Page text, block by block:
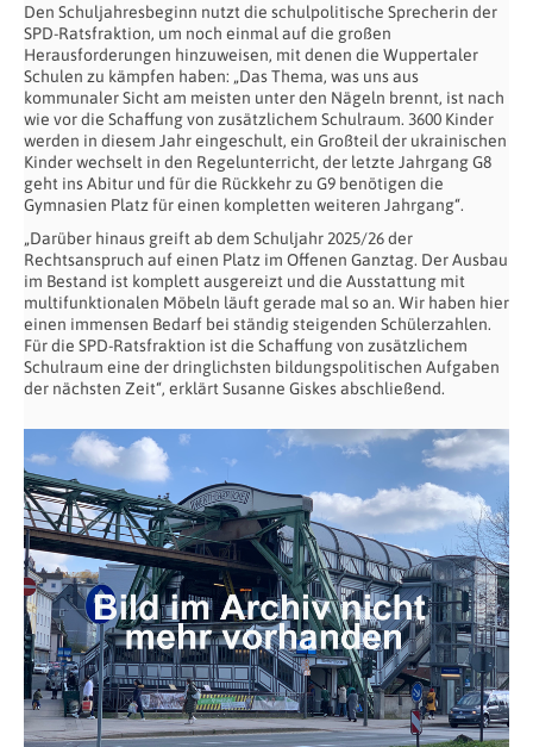
Den Schuljahresbeginn nutzt die schulpolitische Sprecherin der
SPD-Ratsfraktion, um noch einmal auf die großen
Herausforderungen hinzuweisen, mit denen die Wuppertaler
Schulen zu kämpfen haben: „Das Thema, was uns aus
kommunaler Sicht am meisten unter den Nägeln brennt, ist nach
wie vor die Schaffung von zusätzlichem Schulraum. 3600 Kinder
werden in diesem Jahr eingeschult, ein Großteil der ukrainischen
Kinder wechselt in den Regelunterricht, der letzte Jahrgang G8
geht ins Abitur und für die Rückkehr zu G9 benötigen die
Gymnasien Platz für einen kompletten weiteren Jahrgang“.
„Darüber hinaus greift ab dem Schuljahr 2025/26 der
Rechtsanspruch auf einen Platz im Offenen Ganztag. Der Ausbau
im Bestand ist komplett ausgereizt und die Ausstattung mit
multifunktionalen Möbeln läuft gerade mal so an. Wir haben hier
einen immensen Bedarf bei ständig steigenden Schülerzahlen.
Für die SPD-Ratsfraktion ist die Schaffung von zusätzlichem
Schulraum eine der dringlichsten bildungspolitischen Aufgaben
der nächsten Zeit“, erklärt Susanne Giskes abschließend.